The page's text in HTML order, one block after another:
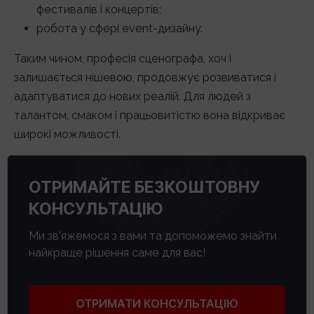
фестивалів і концертів;
робота у сфері event-дизайну.
Таким чином, професія сценографа, хоч і
залишається нішевою, продовжує розвиватися і
адаптуватися до нових реалій. Для людей з
талантом, смаком і працьовитістю вона відкриває
широкі можливості.
ОТРИМАЙТЕ БЕЗКОШТОВНУ
КОНСУЛЬТАЦІЮ
Ми зв'яжемося з вами та допоможемо знайти
найкраще рішення саме для вас!
ОТРИМАТИ КОНСУЛЬТАЦІЮ